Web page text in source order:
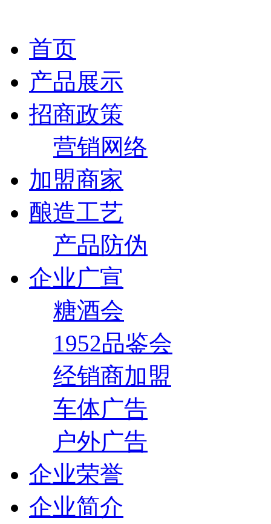
首页
产品展示
招商政策
营销网络
加盟商家
酿造工艺
产品防伪
企业广宣
糖酒会
1952品鉴会
经销商加盟
车体广告
户外广告
企业荣誉
企业简介